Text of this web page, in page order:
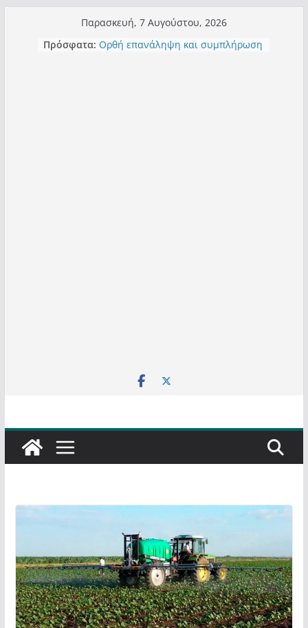
περιεχόμενο
Παρασκευή, 7 Αυγούστου, 2026
Πρόσφατα: Ορθή επανάληψη και συμπλήρωση